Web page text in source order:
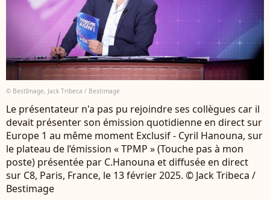
© BestImage, Jack Tribeca / Bestimage
Le présentateur n'a pas pu rejoindre ses collègues car il
devait présenter son émission quotidienne en direct sur
Europe 1 au même moment Exclusif - Cyril Hanouna, sur
le plateau de l’émission « TPMP » (Touche pas à mon
poste) présentée par C.Hanouna et diffusée en direct
sur C8, Paris, France, le 13 février 2025. © Jack Tribeca /
Bestimage